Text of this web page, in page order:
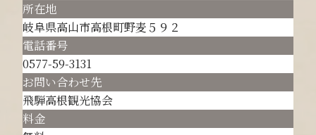
所在地
岐阜県高山市高根町野麦５９２
電話番号
0577-59-3131
お問い合わせ先
飛騨高根観光協会
料金